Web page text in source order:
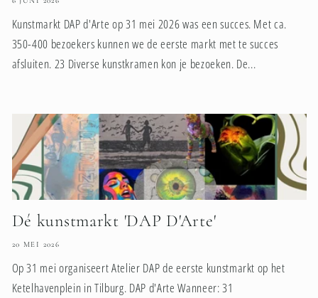
Kunstmarkt DAP d'Arte op 31 mei 2026 was een succes. Met ca.
350-400 bezoekers kunnen we de eerste markt met te succes
afsluiten. 23 Diverse kunstkramen kon je bezoeken. De...
Dé kunstmarkt 'DAP D'Arte'
20 MEI 2026
Op 31 mei organiseert Atelier DAP de eerste kunstmarkt op het
Ketelhavenplein in Tilburg. DAP d'Arte Wanneer: 31